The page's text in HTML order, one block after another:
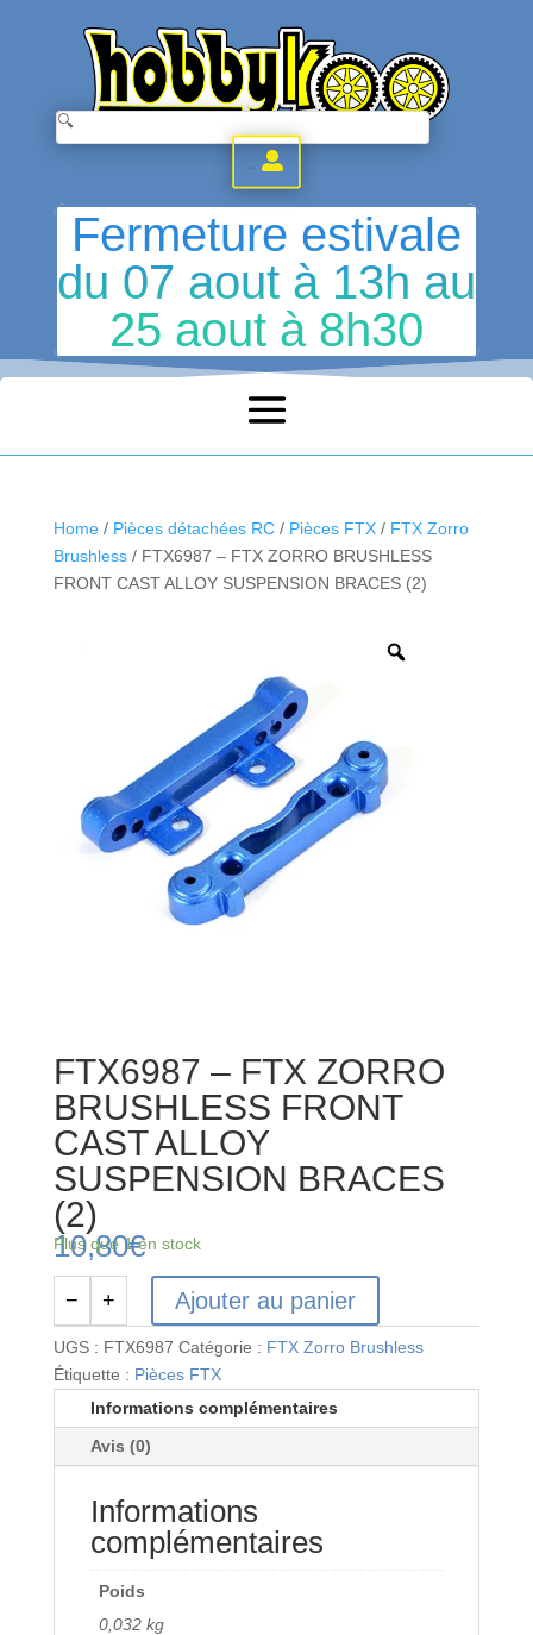
.
Fermeture estivale
du 07 aout à 13h au
25 aout à 8h30
Home/ Pièces détachées RC/ Pièces FTX/ FTX Zorro
Brushless/ FTX6987 – FTX ZORRO BRUSHLESS
FRONT CAST ALLOY SUSPENSION BRACES (2)
FTX6987 – FTX ZORRO
BRUSHLESS FRONT
CAST ALLOY
SUSPENSION BRACES
(2)
10,80€
Plus que 1 en stock
quantité
de
FTX6987
-
ZORRO
FRONT
ALLOY
SUSPENSION
− + Ajouter au panier
UGS : FTX6987 Catégorie : FTX Zorro Brushless
Étiquette : Pièces FTX
Informations complémentaires
Avis (0)
Informations
complémentaires
Poids
0,032 kg